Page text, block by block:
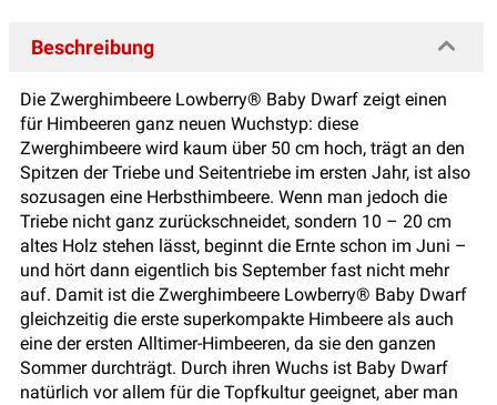
Beschreibung
Die Zwerghimbeere Lowberry® Baby Dwarf zeigt einen
für Himbeeren ganz neuen Wuchstyp: diese
Zwerghimbeere wird kaum über 50 cm hoch, trägt an den
Spitzen der Triebe und Seitentriebe im ersten Jahr, ist also
sozusagen eine Herbsthimbeere. Wenn man jedoch die
Triebe nicht ganz zurückschneidet, sondern 10 – 20 cm
altes Holz stehen lässt, beginnt die Ernte schon im Juni –
und hört dann eigentlich bis September fast nicht mehr
auf. Damit ist die Zwerghimbeere Lowberry® Baby Dwarf
gleichzeitig die erste superkompakte Himbeere als auch
eine der ersten Alltimer-Himbeeren, da sie den ganzen
Sommer durchträgt. Durch ihren Wuchs ist Baby Dwarf
natürlich vor allem für die Topfkultur geeignet, aber man